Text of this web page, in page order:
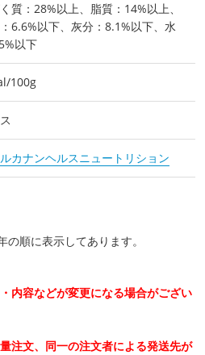
質：28%以上、脂質：14%以上、
6.6%以下、灰分：8.1%以下、水
以下
100g
カナンヘルスニュートリション
順に表示してあります。
内容などが変更になる場合がござい
注文、同一の注文者による発送先が